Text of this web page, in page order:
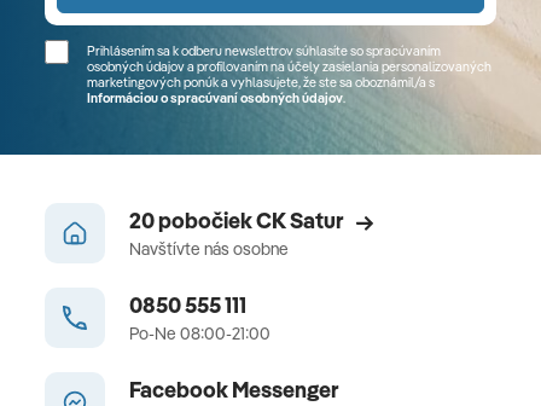
Prihlásením sa k odberu newslettrov súhlasíte so spracúvaním
osobných údajov a profilovaním na účely zasielania personalizovaných
marketingových ponúk a vyhlasujete, že ste sa oboznámil/a s
Informáciou o spracúvaní osobných údajov.
20 pobočiek CK Satur
Navštívte nás osobne
0850 555 111
Po-Ne 08:00-21:00
Facebook Messenger